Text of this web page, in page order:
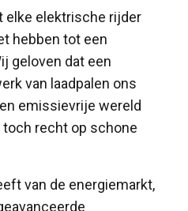
elke elektrische rijder
hebben tot een
geloven dat een
van laadpalen ons
emissievrije wereld
recht op schone
van de energiemarkt,